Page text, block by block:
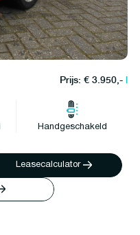
Prijs: € 3.950,-l
Handgeschakeld
Leasecalculator